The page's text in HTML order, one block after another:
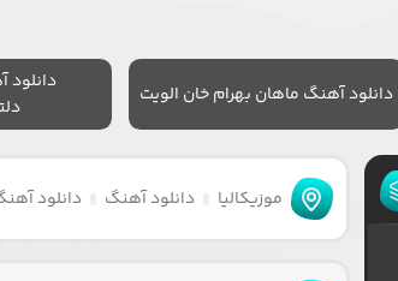
دانلود آهنگ ماهان بهرام خان الویت
دانلود
موزیکالیا دانلود آهنگ دانلود